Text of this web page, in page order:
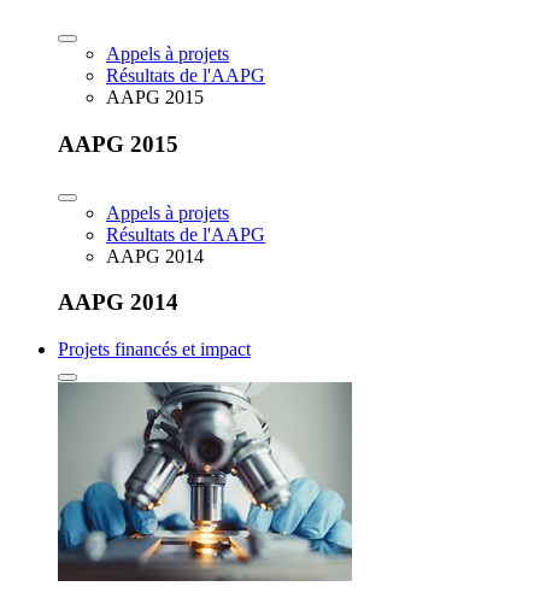
Appels à projets
Résultats de l'AAPG
AAPG 2015
AAPG 2015
Appels à projets
Résultats de l'AAPG
AAPG 2014
AAPG 2014
Projets financés et impact